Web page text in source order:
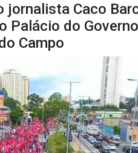
jornalista Caco
Palácio do
Campo